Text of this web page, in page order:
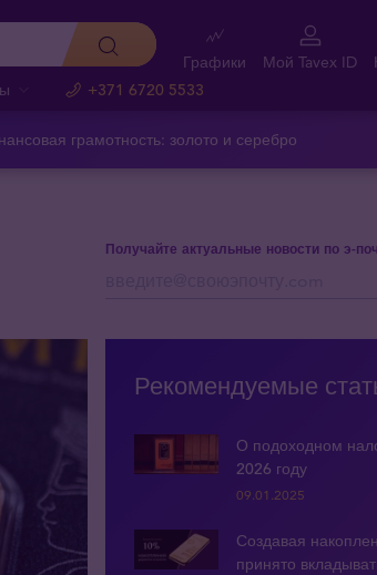
+371 6720 5533
Графики Мой Tavex ID
грамотность: золото и серебро
Получайте актуальные новости по э-
Рекомендуемые
О подоходном
2026 году
09.01.2025
Создавая
принято